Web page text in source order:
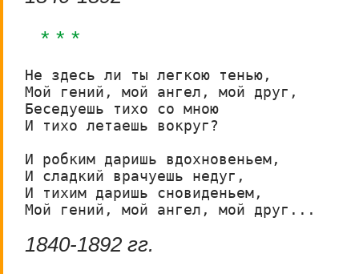
* * *
Не здесь ли ты легкою тенью,
Мой гений, мой ангел, мой друг,
Беседуешь тихо со мною
И тихо летаешь вокруг?
И робким даришь вдохновеньем,
И сладкий врачуешь недуг,
И тихим даришь сновиденьем,
Мой гений, мой ангел, мой друг...
1840-1892 гг.